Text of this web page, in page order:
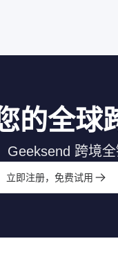
的全球
Geeksend 跨境
立即注册，免费试用